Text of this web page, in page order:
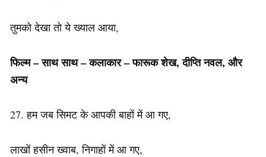
तुमको देखा तो ये ख्याल आया,
फिल्म–साथसाथ – कलाकार–फारूकशेख,दीप्तिनवल, और
अन्य
27. हम जब सिमट के आपकी बाहों में आ गए,
लाखों हसीन ख्वाब, निगाहों में आ गए,